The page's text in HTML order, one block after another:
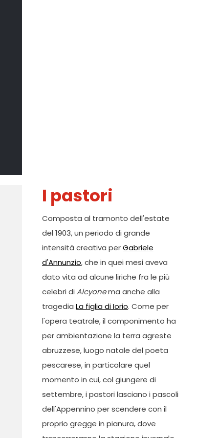
I pastori
Composta al tramonto dell'estate
del 1903, un periodo di grande
intensità creativa perGabriele
d'Annunzio, che in quei mesi aveva
dato vita ad alcune liriche fra le più
celebri di Alcyonema anche alla
tragedia La figlia di Iorio. Come per
l'opera teatrale, il componimento ha
per ambientazione la terra agreste
abruzzese, luogo natale del poeta
pescarese, in particolare quel
momento in cui, col giungere di
settembre, i pastori lasciano i pascoli
dell'Appennino per scendere con il
proprio gregge in pianura, dove